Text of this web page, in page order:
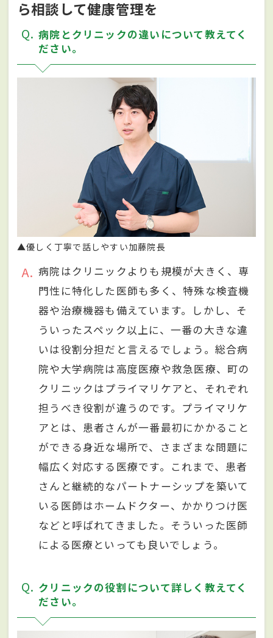
ら相談して健康管理を
Q
病院とクリニックの違いについて教えてく
ださい。
▲優しく丁寧で話しやすい加藤院長
A
病院はクリニックよりも規模が大きく、専
門性に特化した医師も多く、特殊な検査機
器や治療機器も備えています。しかし、そ
ういったスペック以上に、一番の大きな違
いは役割分担だと言えるでしょう。総合病
院や大学病院は高度医療や救急医療、町の
クリニックはプライマリケアと、それぞれ
担うべき役割が違うのです。プライマリケ
アとは、患者さんが一番最初にかかること
ができる身近な場所で、さまざまな問題に
幅広く対応する医療です。これまで、患者
さんと継続的なパートナーシップを築いて
いる医師はホームドクター、かかりつけ医
などと呼ばれてきました。そういった医師
による医療といっても良いでしょう。
Q
クリニックの役割について詳しく教えてく
ださい。